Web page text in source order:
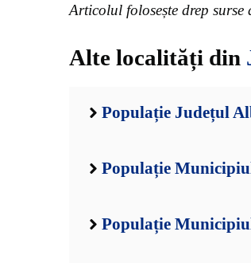
Articolul folosește drep surse
Alte localități din
Populație Județul
Populație
Populație